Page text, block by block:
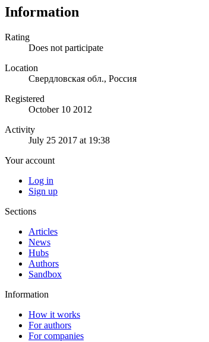
Information
Rating
Does not participate
Location
Свердловская обл., Россия
Registered
October 10 2012
Activity
July 25 2017 at 19:38
Your account
Log in
Sign up
Sections
Articles
News
Hubs
Authors
Sandbox
Information
How it works
For authors
For companies